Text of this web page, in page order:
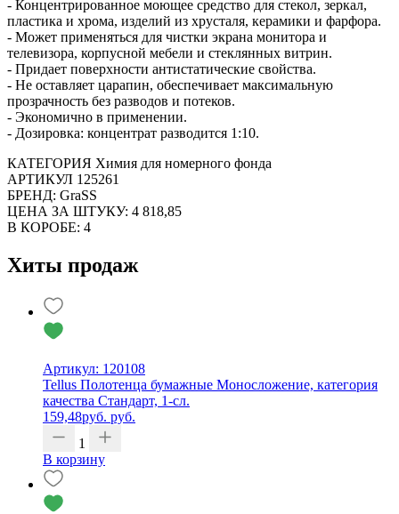
- Концентрированное моющее средство для стекол, зеркал,
пластика и хрома, изделий из хрусталя, керамики и фарфора.
- Может применяться для чистки экрана монитора и
телевизора, корпусной мебели и стеклянных витрин.
- Придает поверхности антистатические свойства.
- Не оставляет царапин, обеспечивает максимальную
прозрачность без разводов и потеков.
- Экономично в применении.
- Дозировка: концентрат разводится 1:10.
КАТЕГОРИЯ Химия для номерного фонда
АРТИКУЛ 125261
БРЕНД: GraSS
ЦЕНА ЗА ШТУКУ: 4 818,85
В КОРОБЕ: 4
Хиты продаж
Артикул: 120108
Tellus Полотенца бумажные Моносложение, категория
качества Стандарт, 1-сл.
159,48руб. руб.
1
В корзину